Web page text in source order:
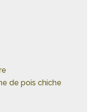
de pois chiche